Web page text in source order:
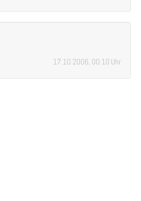
17.10.2006, 00:10 Uhr